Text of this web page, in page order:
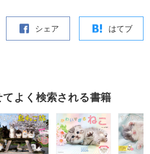
シェア はてブ
てよく検索される書籍